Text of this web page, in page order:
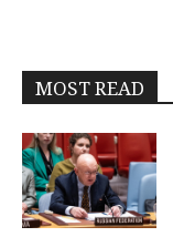
MOST READ